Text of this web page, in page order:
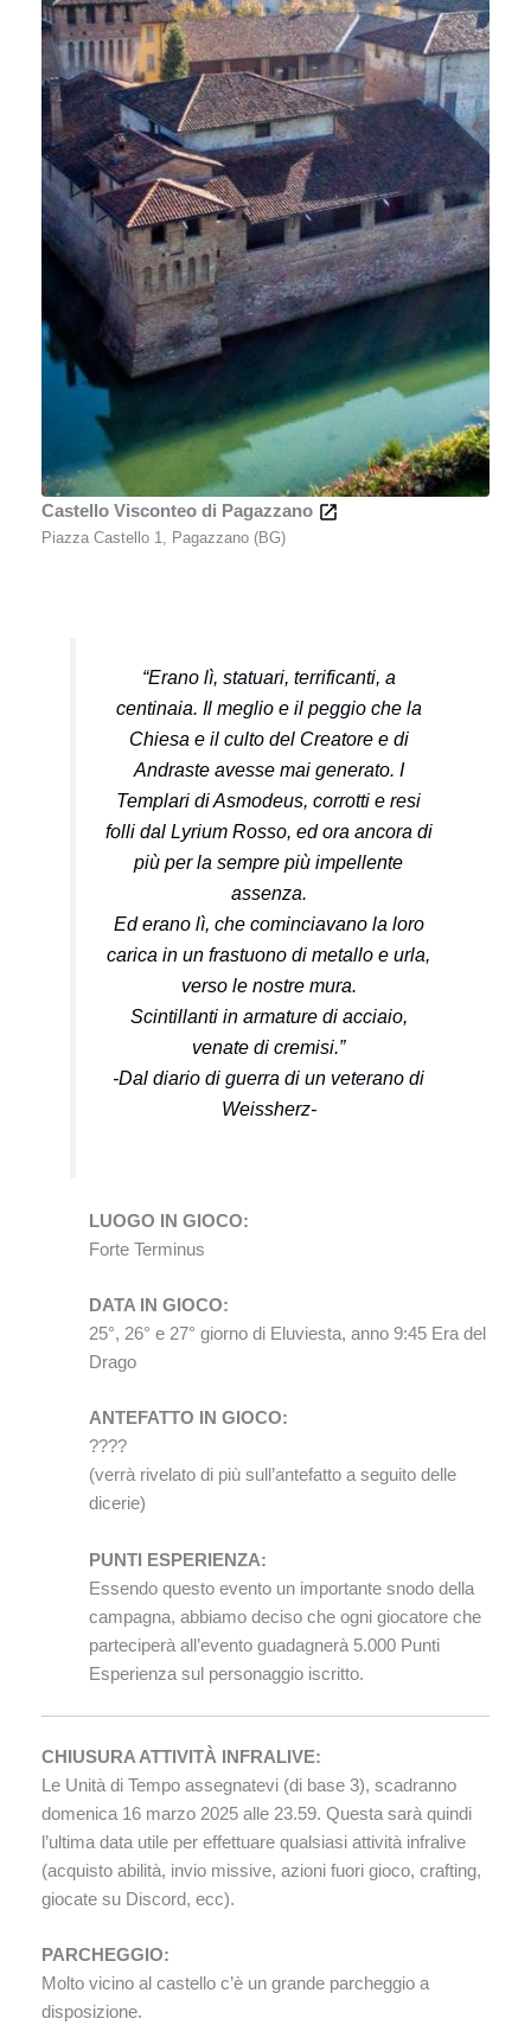
Castello Visconteo di Pagazzano
Piazza Castello 1, Pagazzano (BG)
“Erano lì, statuari, terrificanti, a
centinaia. Il meglio e il peggio che la
Chiesa e il culto del Creatore e di
Andraste avesse mai generato. I
Templari di Asmodeus, corrotti e resi
folli dal Lyrium Rosso, ed ora ancora di
più per la sempre più impellente
assenza.
Ed erano lì, che cominciavano la loro
carica in un frastuono di metallo e urla,
verso le nostre mura.
Scintillanti in armature di acciaio,
venate di cremisi.”
-Dal diario di guerra di un veterano di
Weissherz-
LUOGO IN GIOCO:
Forte Terminus
DATA IN GIOCO:
25°, 26° e 27° giorno di Eluviesta, anno 9:45 Era del
Drago
ANTEFATTO IN GIOCO:
????
(verrà rivelato di più sull’antefatto a seguito delle
dicerie)
PUNTI ESPERIENZA:
Essendo questo evento un importante snodo della
campagna, abbiamo deciso che ogni giocatore che
parteciperà all’evento guadagnerà 5.000 Punti
Esperienza sul personaggio iscritto.
CHIUSURA ATTIVITÀ INFRALIVE:
Le Unità di Tempo assegnatevi (di base 3), scadranno
domenica 16 marzo 2025 alle 23.59. Questa sarà quindi
l’ultima data utile per effettuare qualsiasi attività infralive
(acquisto abilità, invio missive, azioni fuori gioco, crafting,
giocate su Discord, ecc).
PARCHEGGIO:
Molto vicino al castello c’è un grande parcheggio a
disposizione.